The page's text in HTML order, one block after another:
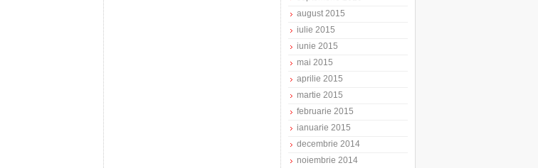
august 2015
iulie 2015
iunie 2015
mai 2015
aprilie 2015
martie 2015
februarie 2015
ianuarie 2015
decembrie 2014
noiembrie 2014